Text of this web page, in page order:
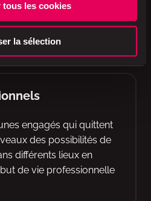
les cookies
la sélection
de l'emploi de
engagés qui quittent
des possibilités de
différents lieux en
de vie professionnelle